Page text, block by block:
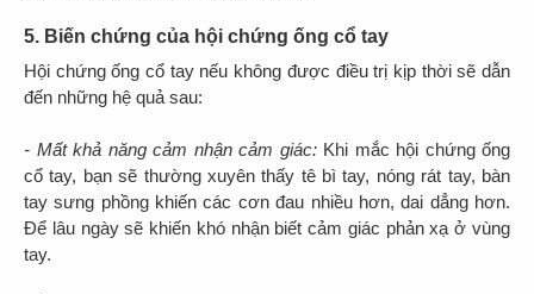
5. Biến chứng của hội chứng ống cổ tay
Hội chứng ống cổ tay nếu không được điều trị kịp thời sẽ dẫn
đến những hệ quả sau:
- Mất khả năng cảm nhận cảm giác:Khi mắc hội chứng ống
cổ tay, bạn sẽ thường xuyên thấy tê bì tay, nóng rát tay, bàn
tay sưng phồng khiến các cơn đau nhiều hơn, dai dẳng hơn.
Để lâu ngày sẽ khiến khó nhận biết cảm giác phản xạ ở vùng
tay.